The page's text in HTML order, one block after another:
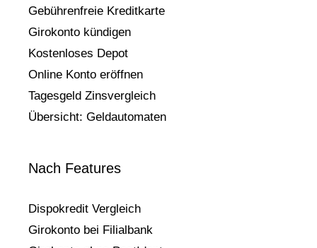
Gebührenfreie Kreditkarte
Girokonto kündigen
Kostenloses Depot
Online Konto eröffnen
Tagesgeld Zinsvergleich
Übersicht: Geldautomaten
Nach Features
Dispokredit Vergleich
Girokonto bei Filialbank